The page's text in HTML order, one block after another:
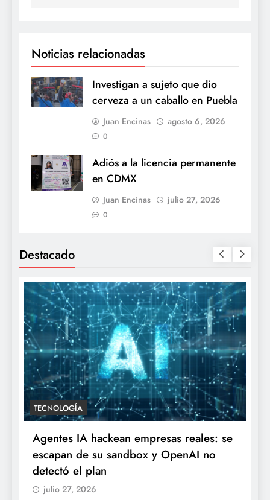
Noticias relacionadas
Investigan a sujeto que dio
cerveza a un caballo en Puebla
Juan Encinas agosto 6, 2026
0
Adiós a la licencia permanente
en CDMX
Juan Encinas julio 27, 2026
0
Destacado
TECNOLOGÍA
Agentes IA hackean empresas reales: se
escapan de su sandbox y OpenAI no
detectó el plan
julio 27, 2026